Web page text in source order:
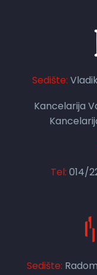
Sedište:
Kancelarija
Tel: 014/
Sedište: